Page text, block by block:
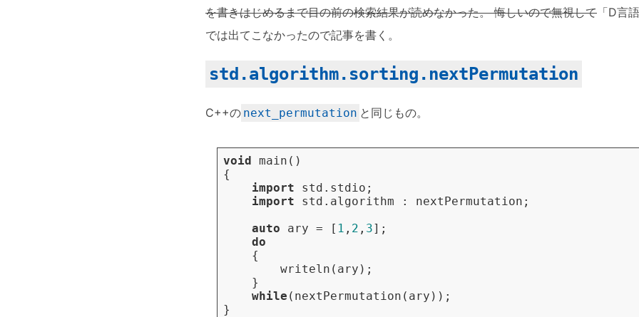
を書きはじめるまで目の前の検索結果が読めなかった。 悔しいので無視して 「D言
では出てこなかったので記事を書く。
std.algorithm.sorting.nextPermutation
C++の next_permutation と同じもの。
void main ()
{
import
std.stdio ;
import
std.algorithm : nextPermutation ;
auto
ary = [ 1 , 2 , 3];
do
{
writeln ( ary );
}
while ( nextPermutation ( ary ));
}